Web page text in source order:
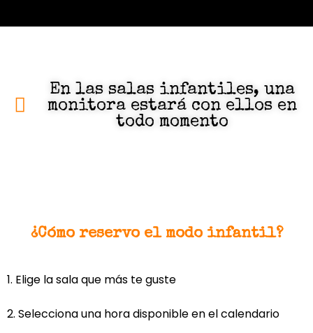
En las salas infantiles, una
monitora estará con ellos en
todo momento
¿Cómo reservo el modo infantil?
1. Elige la sala que más te guste
2. Selecciona una hora disponible en el calendario